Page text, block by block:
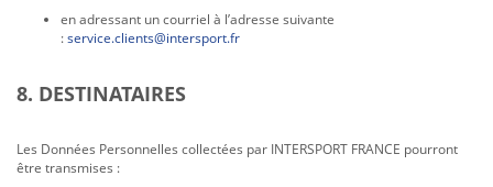
en adressant un courriel à l’adresse suivante
:service.clients@intersport.fr
8. DESTINATAIRES
Les Données Personnelles collectées par INTERSPORT FRANCE pourront
être transmises :